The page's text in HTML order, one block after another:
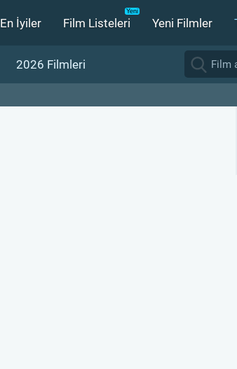
En İyiler Film Listeleri Yeni Filmler
2026 Filmleri